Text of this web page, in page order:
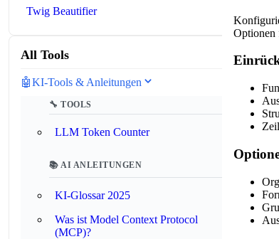
Twig Beautifier
All Tools
🤖KI-Tools & Anleitungen
🔧 TOOLS
LLM Token Counter
📚 AI ANLEITUNGEN
KI-Glossar 2025
Was ist Model Context Protocol
(MCP)?
Optionen